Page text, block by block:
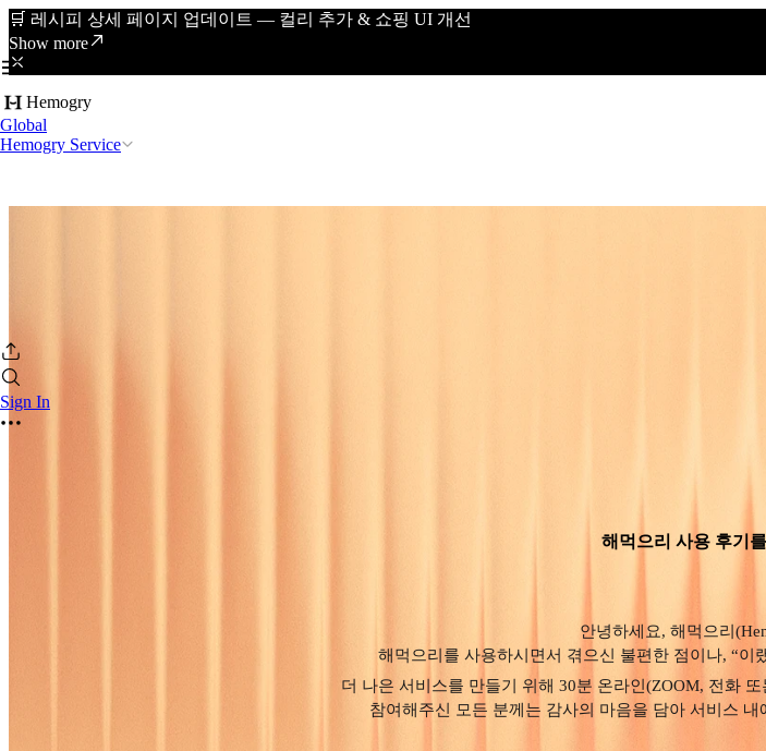
🛒 레시피 상세 페이지 업데이트 — 컬리 추가 & 쇼핑 UI 개선
Show more
Hemogry
Global
Hemogry Service
Sign In
해먹으리 사용 후기
안녕하세요, 해먹으리
해먹으리를 사용하시면서 겪으신 불편한 점이나, “이
더 나은 서비스를 만들기 위해 30분 온라인(ZOOM, 전화
참여해주신 모든 분께는 감사의 마음을 담아 서비스